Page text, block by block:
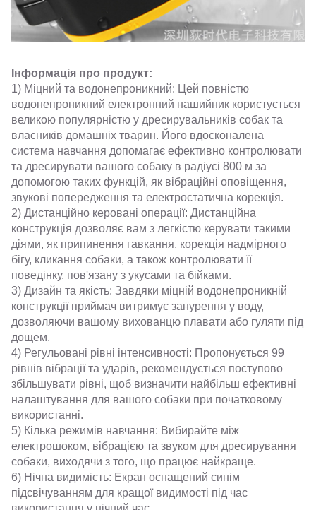
Інформація про продукт:
1) Міцний та водонепроникний: Цей повністю
водонепроникний електронний нашийник користується
великою популярністю у дресирувальників собак та
власників домашніх тварин. Його вдосконалена
система навчання допомагає ефективно контролювати
та дресирувати вашого собаку в радіусі 800 м за
допомогою таких функцій, як вібраційні оповіщення,
звукові попередження та електростатична корекція.
2) Дистанційно керовані операції: Дистанційна
конструкція дозволяє вам з легкістю керувати такими
діями, як припинення гавкання, корекція надмірного
бігу, кликання собаки, а також контролювати її
поведінку, пов'язану з укусами та бійками.
3) Дизайн та якість: Завдяки міцній водонепроникній
конструкції приймач витримує занурення у воду,
дозволяючи вашому вихованцю плавати або гуляти під
дощем.
4) Регульовані рівні інтенсивності: Пропонується 99
рівнів вібрації та ударів, рекомендується поступово
збільшувати рівні, щоб визначити найбільш ефективні
налаштування для вашого собаки при початковому
використанні.
5) Кілька режимів навчання: Вибирайте між
електрошоком, вібрацією та звуком для дресирування
собаки, виходячи з того, що працює найкраще.
6) Нічна видимість: Екран оснащений синім
підсвічуванням для кращої видимості під час